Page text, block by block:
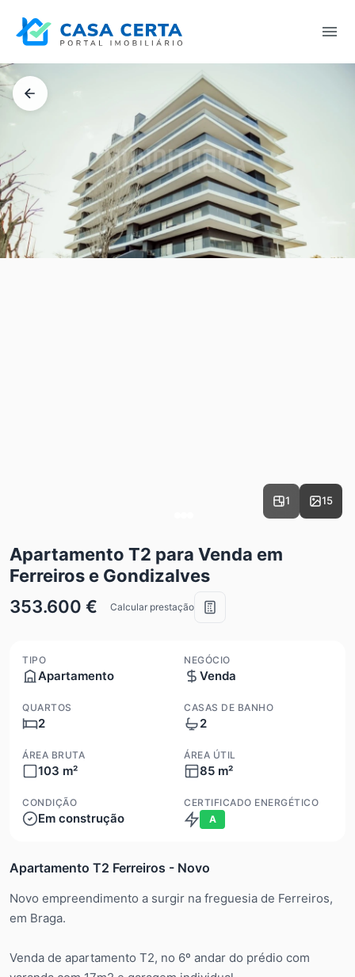
1 15
Apartamento T2 para Venda em
Ferreiros e Gondizalves
353.600 €
Calcular prestação
TIPO
Apartamento
NEGÓCIO
Venda
QUARTOS
2
CASAS DE BANHO
2
ÁREA BRUTA
103 m²
ÁREA ÚTIL
85 m²
CONDIÇÃO
Em construção
CERTIFICADO ENERGÉTICO
A
Apartamento T2 Ferreiros - Novo
Novo empreendimento a surgir na freguesia de Ferreiros,
em Braga.
Venda de apartamento T2, no 6º andar do prédio com